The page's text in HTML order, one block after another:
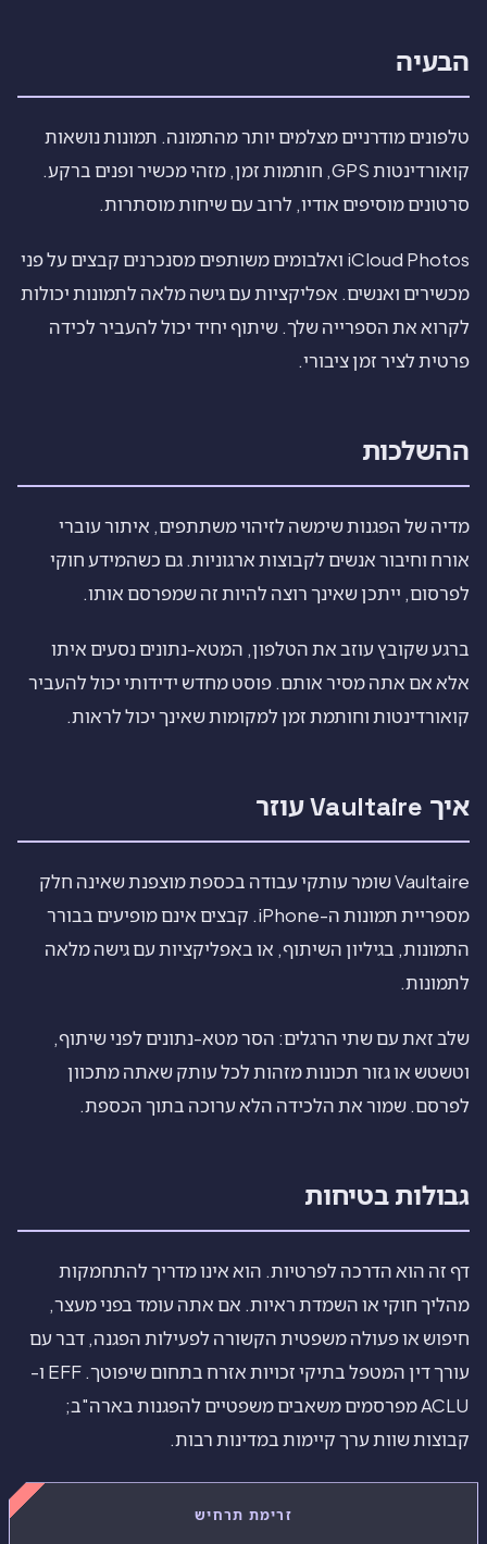
הבעיה
טלפונים מודרניים מצלמים יותר מהתמונה. תמונות נושאות
קואורדינטות GPS, חותמות זמן, מזהי מכשיר ופנים ברקע.
סרטונים מוסיפים אודיו, לרוב עם שיחות מוסתרות.
iCloud Photos ואלבומים משותפים מסנכרנים קבצים על פני
מכשירים ואנשים. אפליקציות עם גישה מלאה לתמונות יכולות
לקרוא את הספרייה שלך. שיתוף יחיד יכול להעביר לכידה
פרטית לציר זמן ציבורי.
ההשלכות
מדיה של הפגנות שימשה לזיהוי משתתפים, איתור עוברי
אורח וחיבור אנשים לקבוצות ארגוניות. גם כשהמידע חוקי
לפרסום, ייתכן שאינך רוצה להיות זה שמפרסם אותו.
ברגע שקובץ עוזב את הטלפון, המטא-נתונים נסעים איתו
אלא אם אתה מסיר אותם. פוסט מחדש ידידותי יכול להעביר
קואורדינטות וחותמת זמן למקומות שאינך יכול לראות.
איך Vaultaire עוזר
Vaultaire שומר עותקי עבודה בכספת מוצפנת שאינה חלק
מספריית תמונות ה-iPhone. קבצים אינם מופיעים בבורר
התמונות, בגיליון השיתוף, או באפליקציות עם גישה מלאה
לתמונות.
שלב זאת עם שתי הרגלים: הסר מטא-נתונים לפני שיתוף,
וטשטש או גזור תכונות מזהות לכל עותק שאתה מתכוון
לפרסם. שמור את הלכידה הלא ערוכה בתוך הכספת.
גבולות בטיחות
דף זה הוא הדרכה לפרטיות. הוא אינו מדריך להתחמקות
מהליך חוקי או השמדת ראיות. אם אתה עומד בפני מעצר,
חיפוש או פעולה משפטית הקשורה לפעילות הפגנה, דבר עם
עורך דין המטפל בתיקי זכויות אזרח בתחום שיפוטך. EFF ו-
ACLU מפרסמים משאבים משפטיים להפגנות בארה"ב;
קבוצות שוות ערך קיימות במדינות רבות.
זרימת תרחיש